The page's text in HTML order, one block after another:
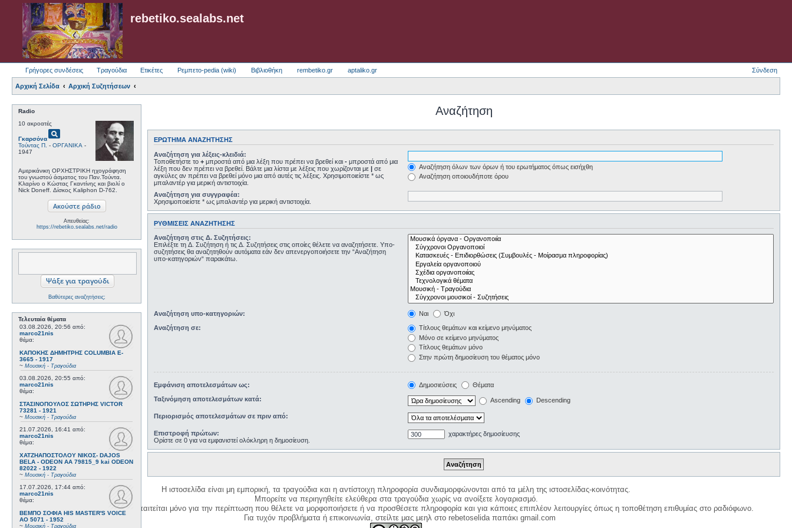
rebetiko.sealabs.net
Γρήγορες συνδέσεις Τραγούδια Ετικέτες Ρεμπετο-pedia (wiki) Βιβλιοθήκη rembetiko.gr aptaliko.gr Σύνδεση
Αρχική Σελίδα Αρχική Συζητήσεων
Radio
10 ακροατές
Γκαρσόναpageview
Τούντας Π. - ΟΡΓΑΝΙΚΑ -
1947
Αμερικάνικη ΟΡΧΗΣΤΡΙΚΗ ηχογράφηση
του γνωστού άσματος του Παν.Τούντα.
Κλαρίνο ο Κώστας Γκαντίνης και βιολί ο
Nick Doneff. Δίσκος Kaliphon D-762.
Απευθείας:
https://rebetiko.sealabs.net/radio
Βαθύτερες αναζητήσεις;
Τελευταία θέματα
03.08.2026, 20:56 από:
marco21nis
θέμα:
ΚΑΠΟΚΗΣ ΔΗΜΗΤΡΗΣ COLUMBIA E-
3665 - 1917
~ Μουσική - Τραγούδια
03.08.2026, 20:55 από:
marco21nis
θέμα:
ΣΤΑΣΙΝΟΠΟΥΛΟΣ ΣΩΤΗΡΗΣ VICTOR
73281 - 1921
~ Μουσική - Τραγούδια
21.07.2026, 16:41 από:
marco21nis
θέμα:
ΧΑΤΖΗΑΠΟΣΤΟΛΟΥ ΝΙΚΟΣ- DAJOS
BELA - ODEON AA 79815_9 kai ODEON
82022 - 1922
~ Μουσική - Τραγούδια
17.07.2026, 17:44 από:
marco21nis
θέμα:
ΒΕΜΠΟ ΣΟΦΙΑ HIS MASTER'S VOICE
AO 5071 - 1952
~ Μουσική - Τραγούδια
Αναζήτηση
ΕΡΏΤΗΜΑ ΑΝΑΖΉΤΗΣΗΣ
Αναζήτηση για λέξεις-κλειδιά:
Τοποθετήστε το + μπροστά από μια λέξη που πρέπει να βρεθεί και - μπροστά από μια
λέξη που δεν πρέπει να βρεθεί. Βάλτε μια λίστα με λέξεις που χωρίζονται με | σε
αγκύλες αν πρέπει να βρεθεί μόνο μια από αυτές τις λέξεις. Χρησιμοποιείστε * ως
μπαλαντέρ για μερική αντιστοιχία.
Αναζήτηση όλων των όρων ή του ερωτήματος όπως εισήχθη
Αναζήτηση οποιουδήποτε όρου
Αναζήτηση για συγγραφέα:
Χρησιμοποιείστε * ως μπαλαντέρ για μερική αντιστοιχία.
ΡΥΘΜΊΣΕΙΣ ΑΝΑΖΉΤΗΣΗΣ
Αναζήτηση στις Δ. Συζητήσεις:
Επιλέξτε τη Δ. Συζήτηση ή τις Δ. Συζητήσεις στις οποίες θέλετε να αναζητήσετε. Υπο-
συζητήσεις θα αναζητηθούν αυτόματα εάν δεν απενεργοποιήσετε την “Αναζήτηση
υπο-κατηγοριών“ παρακάτω.
Αναζήτηση υπο-κατηγοριών: Ναι Όχι
Αναζήτηση σε:
Τίτλους θεμάτων και κείμενο μηνύματος
Μόνο σε κείμενο μηνύματος
Τίτλους θεμάτων μόνο
Στην πρώτη δημοσίευση του θέματος μόνο
Εμφάνιση αποτελεσμάτων ως: Δημοσιεύσεις Θέματα
Ταξινόμηση αποτελεσμάτων κατά: Ascending Descending
Περιορισμός αποτελεσμάτων σε πριν από:
Επιστροφή πρώτων:
Ορίστε σε 0 για να εμφανιστεί ολόκληρη η δημοσίευση.
χαρακτήρες δημοσίευσης
Η ιστοσελίδα είναι μη εμπορική, τα τραγούδια και η αντίστοιχη πληροφορία συνδιαμορφώνονται από τα μέλη της ιστοσελίδας-κοινότητας.
Μπορείτε να περιηγηθείτε ελεύθερα στα τραγούδια χωρίς να ανοίξετε λογαριασμό.
Η δημιουργία λογαριασμού απαιτείται μόνο για την περίπτωση που θέλετε να μορφοποιήσετε ή να προσθέσετε πληροφορία και για κάποιες επιπλέον λειτουργίες όπως η τοποθέτηση επιθυμίας στο ραδιόφωνο.
Για τυχόν προβλήματα ή επικοινωνία, στείλτε μας μεηλ στο rebetoselida παπάκι gmail.com